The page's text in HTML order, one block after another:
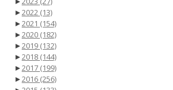
►2022 (13)
►2021 (154)
►2020 (182)
►2019 (132)
►2018 (144)
►2017 (199)
►2016 (256)